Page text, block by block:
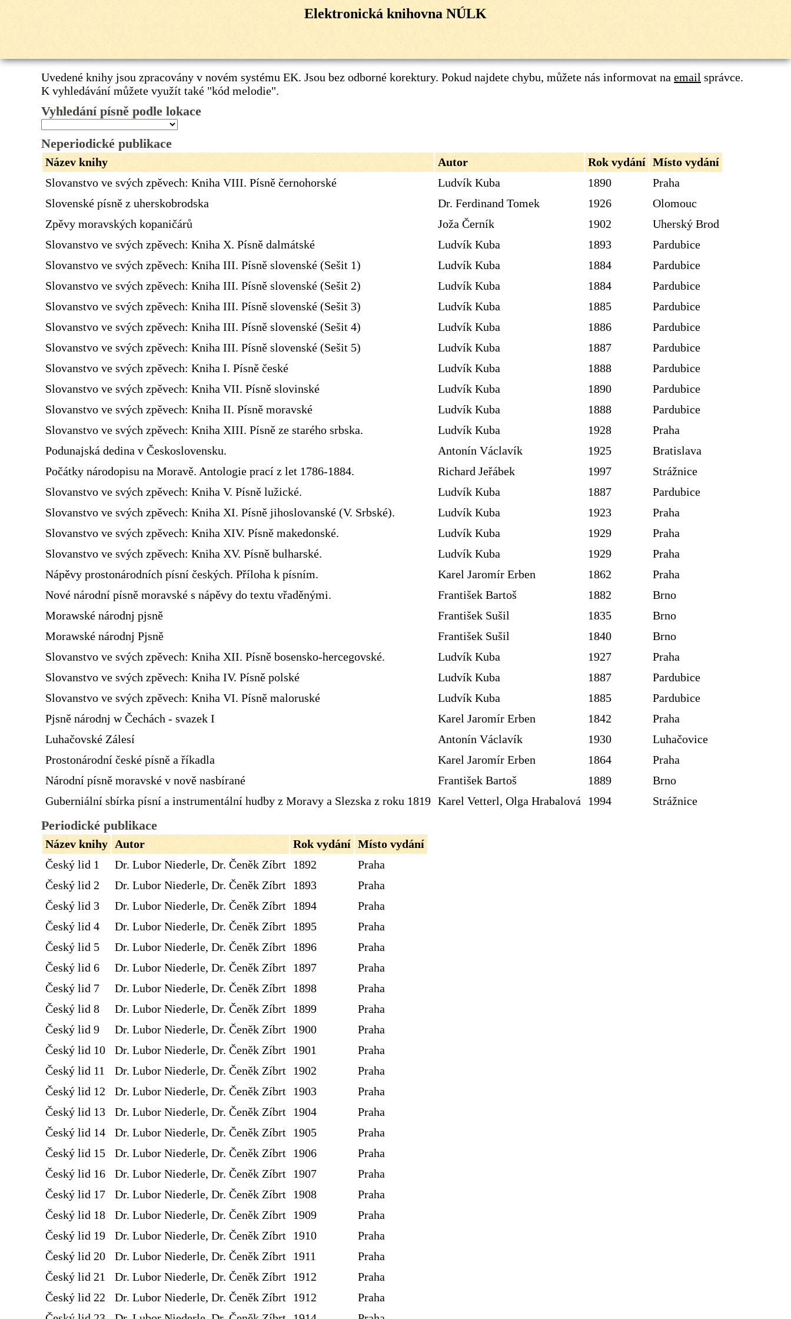
Elektronická knihovna NÚLK
Uvedené knihy jsou zpracovány v novém systému EK. Jsou bez odborné korektury. Pokud najdete chybu, můžete nás informovat na email správce.
K vyhledávání můžete využít také "kód melodie".
Vyhledání písně podle lokace
Neperiodické publikace
Název knihy Autor Rok vydání Místo vydání
Slovanstvo ve svých zpěvech: Kniha VIII. Písně černohorské
Ludvík Kuba 1890
Praha
Slovenské písně z uherskobrodska
Dr. Ferdinand Tomek 1926
Olomouc
Zpěvy moravských kopaničárů
Joža Černík 1902
Uherský Brod
Slovanstvo ve svých zpěvech: Kniha X. Písně dalmátské
Ludvík Kuba 1893
Pardubice
Slovanstvo ve svých zpěvech: Kniha III. Písně slovenské (Sešit 1)
Ludvík Kuba 1884
Pardubice
Slovanstvo ve svých zpěvech: Kniha III. Písně slovenské (Sešit 2)
Ludvík Kuba 1884
Pardubice
Slovanstvo ve svých zpěvech: Kniha III. Písně slovenské (Sešit 3)
Ludvík Kuba 1885
Pardubice
Slovanstvo ve svých zpěvech: Kniha III. Písně slovenské (Sešit 4)
Ludvík Kuba 1886
Pardubice
Slovanstvo ve svých zpěvech: Kniha III. Písně slovenské (Sešit 5)
Ludvík Kuba 1887
Pardubice
Slovanstvo ve svých zpěvech: Kniha I. Písně české
Ludvík Kuba 1888
Pardubice
Slovanstvo ve svých zpěvech: Kniha VII. Písně slovinské
Ludvík Kuba 1890
Pardubice
Slovanstvo ve svých zpěvech: Kniha II. Písně moravské
Ludvík Kuba 1888
Pardubice
Slovanstvo ve svých zpěvech: Kniha XIII. Písně ze starého srbska.
Ludvík Kuba 1928
Praha
Podunajská dedina v Československu.
Antonín Václavík 1925
Bratislava
Počátky národopisu na Moravě. Antologie prací z let 1786-1884.
Richard Jeřábek 1997
Strážnice
Slovanstvo ve svých zpěvech: Kniha V. Písně lužické.
Ludvík Kuba 1887
Pardubice
Slovanstvo ve svých zpěvech: Kniha XI. Písně jihoslovanské (V. Srbské).
Ludvík Kuba 1923
Praha
Slovanstvo ve svých zpěvech: Kniha XIV. Písně makedonské.
Ludvík Kuba 1929
Praha
Slovanstvo ve svých zpěvech: Kniha XV. Písně bulharské.
Ludvík Kuba 1929
Praha
Nápěvy prostonárodních písní českých. Příloha k písním.
Karel Jaromír Erben 1862
Praha
Nové národní písně moravské s nápěvy do textu vřaděnými.
František Bartoš 1882
Brno
Morawské národnj pjsně
František Sušil 1835
Brno
Morawské národnj Pjsně
František Sušil 1840
Brno
Slovanstvo ve svých zpěvech: Kniha XII. Písně bosensko-hercegovské.
Ludvík Kuba 1927
Praha
Slovanstvo ve svých zpěvech: Kniha IV. Písně polské
Ludvík Kuba 1887
Pardubice
Slovanstvo ve svých zpěvech: Kniha VI. Písně maloruské
Ludvík Kuba 1885
Pardubice
Pjsně národnj w Čechách - svazek I
Karel Jaromír Erben 1842
Praha
Luhačovské Zálesí
Antonín Václavík 1930
Luhačovice
Prostonárodní české písně a říkadla
Karel Jaromír Erben 1864
Praha
Národní písně moravské v nově nasbírané
František Bartoš 1889
Brno
Guberniální sbírka písní a instrumentální hudby z Moravy a Slezska z roku 1819 Karel Vetterl, Olga Hrabalová 1994 Strážnice
Periodické publikace
Název knihy Autor Rok vydání Místo vydání
Český lid 1
Dr. Lubor Niederle, Dr. Čeněk Zíbrt 1892
Praha
Český lid 2
Dr. Lubor Niederle, Dr. Čeněk Zíbrt 1893
Praha
Český lid 3
Dr. Lubor Niederle, Dr. Čeněk Zíbrt 1894
Praha
Český lid 4
Dr. Lubor Niederle, Dr. Čeněk Zíbrt 1895
Praha
Český lid 5
Dr. Lubor Niederle, Dr. Čeněk Zíbrt 1896
Praha
Český lid 6
Dr. Lubor Niederle, Dr. Čeněk Zíbrt 1897
Praha
Český lid 7
Dr. Lubor Niederle, Dr. Čeněk Zíbrt 1898
Praha
Český lid 8
Dr. Lubor Niederle, Dr. Čeněk Zíbrt 1899
Praha
Český lid 9
Dr. Lubor Niederle, Dr. Čeněk Zíbrt 1900
Praha
Český lid 10
Dr. Lubor Niederle, Dr. Čeněk Zíbrt 1901
Praha
Český lid 11
Dr. Lubor Niederle, Dr. Čeněk Zíbrt 1902
Praha
Český lid 12
Dr. Lubor Niederle, Dr. Čeněk Zíbrt 1903
Praha
Český lid 13
Dr. Lubor Niederle, Dr. Čeněk Zíbrt 1904
Praha
Český lid 14
Dr. Lubor Niederle, Dr. Čeněk Zíbrt 1905
Praha
Český lid 15
Dr. Lubor Niederle, Dr. Čeněk Zíbrt 1906
Praha
Český lid 16
Dr. Lubor Niederle, Dr. Čeněk Zíbrt 1907
Praha
Český lid 17
Dr. Lubor Niederle, Dr. Čeněk Zíbrt 1908
Praha
Český lid 18
Dr. Lubor Niederle, Dr. Čeněk Zíbrt 1909
Praha
Český lid 19
Dr. Lubor Niederle, Dr. Čeněk Zíbrt 1910
Praha
Český lid 20
Dr. Lubor Niederle, Dr. Čeněk Zíbrt 1911
Praha
Český lid 21
Dr. Lubor Niederle, Dr. Čeněk Zíbrt 1912
Praha
Český lid 22
Dr. Lubor Niederle, Dr. Čeněk Zíbrt 1912
Praha